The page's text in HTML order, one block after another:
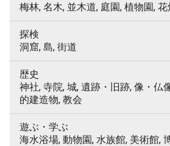
梅林, 名木, 並木道, 庭園, 植物園, 花
探検
洞窟, 島, 街道
歴史
神社, 寺院, 城, 遺跡・旧跡, 像・仏
的建造物, 教会
遊ぶ・学ぶ
海水浴場, 動物園, 水族館, 美術館,